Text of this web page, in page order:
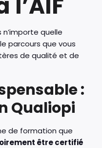
quelle
parcours que vous
de qualité et de
:
Qualiopi
de formation que
être certifié